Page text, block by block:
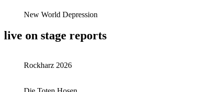
New World Depression
live on stage reports
Rockharz 2026